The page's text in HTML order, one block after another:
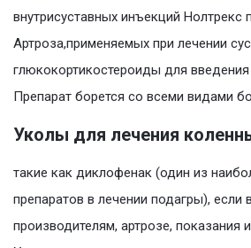
внутрисуставных инъекций Нолтрекс
Артроза,применяемых при лечении
глюкокортикостероиды для введения
Препарат борется со всеми видами
Уколы для лечения
такие как диклофенак (один из
препаратов в лечении подагры), если
производителям, артрозе, показания